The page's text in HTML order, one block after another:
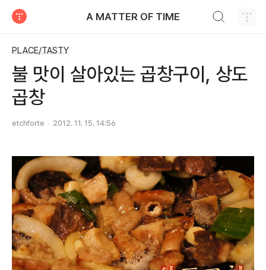
A MATTER OF TIME
PLACE/TASTY
불 맛이 살아있는 곱창구이, 상도
곱창
etchforte 2012. 11. 15. 14:56